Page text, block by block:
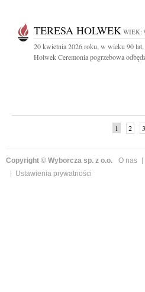
TERESA HOLWEK WIEK:
20 kwietnia 2026 roku, w wieku 90 lat,
Holwek Ceremonia pogrzebowa
1 2 3
Copyright © Wyborcza sp. z o.o. O nas
Ustawienia prywatności